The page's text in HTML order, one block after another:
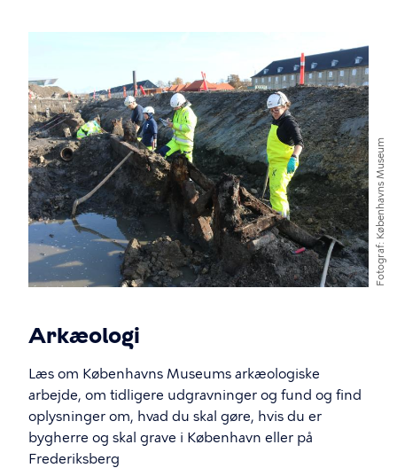
Fotograf
Københavns Museum
Arkæologi
Læs om Københavns Museums arkæologiske
arbejde, om tidligere udgravninger og fund og find
oplysninger om, hvad du skal gøre, hvis du er
bygherre og skal grave i København eller på
Frederiksberg